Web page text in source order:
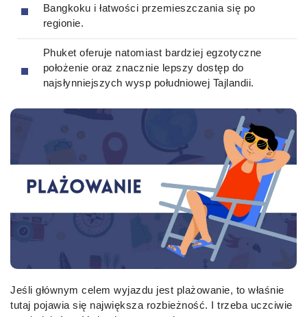
Bangkoku i łatwości przemieszczania się po
regionie.
Phuket oferuje natomiast bardziej egzotyczne
położenie oraz znacznie lepszy dostęp do
najsłynniejszych wysp południowej Tajlandii.
Jeśli głównym celem wyjazdu jest plażowanie, to właśnie
tutaj pojawia się największa rozbieżność. I trzeba uczciwie